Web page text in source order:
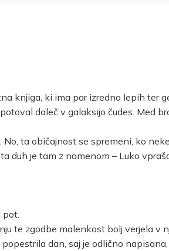
knjiga, ki ima par izredno lepih ter
daleč v galaksijo čudes. Med
ta običajnost se spremeni, ko
duh je tam z namenom – Luko
te zgodbe malenkost bolj verjela v
dan, saj je odlično